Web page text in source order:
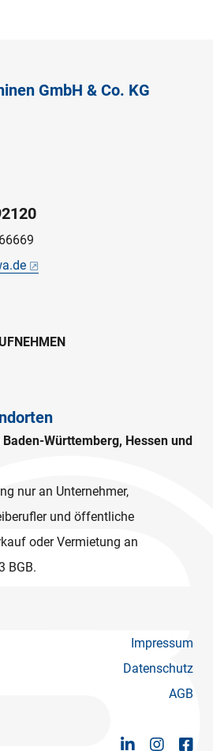
GmbH & Co. KG
Württemberg, Hessen und
nur an Unternehmer,
und öffentliche
oder Vermietung an
BGB.
Impressum
Datenschutz
AGB